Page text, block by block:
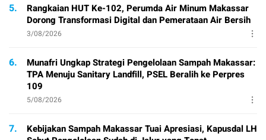
5.
Rangkaian HUT Ke-102, Perumda Air Minum Makassar
Dorong Transformasi Digital dan Pemerataan Air Bersih
3/08/2026
6.
Munafri Ungkap Strategi Pengelolaan Sampah Makassar:
TPA Menuju Sanitary Landfill, PSEL Beralih ke Perpres
109
5/08/2026
7.
Kebijakan Sampah Makassar Tuai Apresiasi, Kapusdal LH